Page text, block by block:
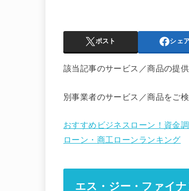
ポスト シェ
該当記事のサービス／商品の提
別事業者のサービス／商品をご検
おすすめビジネスローン！資金
ローン・商工ローンランキング
エス・ジー・ファイ